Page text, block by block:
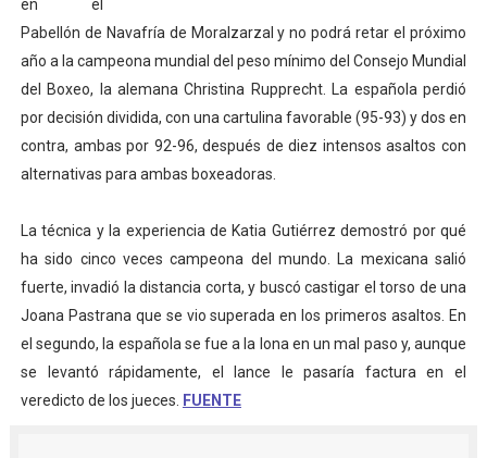
Athletes Unlimited Softball League 2026 - Las Utah
Mundial de piragüismo slalom 2026 (Oklahoma City,
Tour de Francia masculino 2026 - Tadej Pogacar
Mundial de Fórmula 1 2026 - Lando Norris consigue
Campeonato de Europa de saltos 2026 (París,
en el
Pabellón de Navafría de Moralzarzal y no podrá retar el próximo
año a la campeona mundial del peso mínimo del Consejo Mundial
del Boxeo, la alemana Christina Rupprecht. La española perdió
por decisión dividida, con una cartulina favorable (95-93) y dos en
contra, ambas por 92-96, después de diez intensos asaltos con
alternativas para ambas boxeadoras.
La técnica y la experiencia de Katia Gutiérrez demostró por qué
ha sido cinco veces campeona del mundo. La mexicana salió
fuerte, invadió la distancia corta, y buscó castigar el torso de una
Joana Pastrana que se vio superada en los primeros asaltos. En
el segundo, la española se fue a la lona en un mal paso y, aunque
se levantó rápidamente, el lance le pasaría factura en el
veredicto de los jueces.
FUENTE